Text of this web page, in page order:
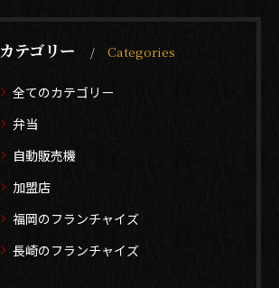
カテゴリー Categories
全てのカテゴリー
弁当
自動販売機
加盟店
福岡のフランチャイズ
長崎のフランチャイズ